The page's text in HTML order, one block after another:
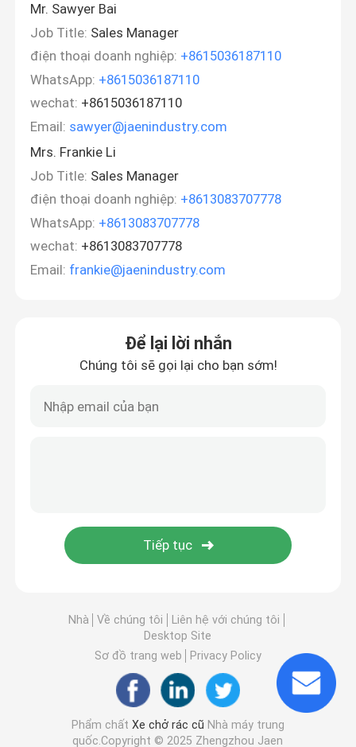
Mr. Sawyer Bai
Job Title: Sales Manager
điện thoại doanh nghiệp: +8615036187110
WhatsApp: +8615036187110
wechat: +8615036187110
Email: sawyer@jaenindustry.com
Mrs. Frankie Li
Job Title: Sales Manager
điện thoại doanh nghiệp: +8613083707778
WhatsApp: +8613083707778
wechat: +8613083707778
Email: frankie@jaenindustry.com
Để lại lời nhắn
Chúng tôi sẽ gọi lại cho bạn sớm!
Nhà Về chúng tôi
Liên hệ với chúng tôi
Desktop Site
Sơ đồ trang web
Privacy Policy
Phẩm chất Xe chở rác cũ Nhà máy trung
quốc.Copyright © 2025 Zhengzhou Jaen